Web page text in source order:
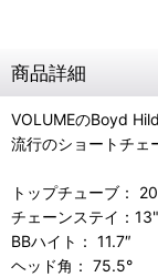
商品詳細
VOLUMEのBoyd
流行のショートチェ
トップチューブ：
チェーンステイ：
BBハイト： 11.7″
ヘッド角： 75.5°